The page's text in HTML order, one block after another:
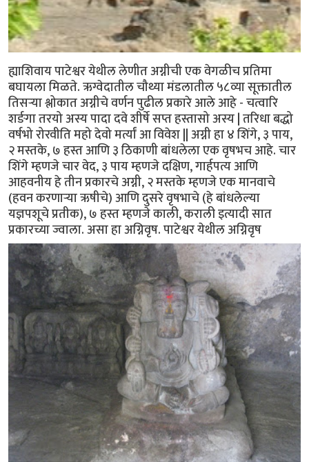
ह्याशिवाय पाटेश्वर येथील लेणीत अग्नीची एक वेगळीच प्रतिमा
बघायला मिळते. ऋग्वेदातील चौथ्या मंडलातील ५८व्या सूक्तातील
तिसर्‍या श्लोकात अग्नीचे वर्णन पुढील प्रकारे आले आहे - चत्वारि
शर्ङगा तरयो अस्य पादा दवे शीर्षे सप्त हस्तासो अस्य | तरिधा बद्धो
वर्षभो रोरवीति महो देवो मर्त्यां आ विवेश || अग्नी हा ४ शिंगे, ३ पाय,
२ मस्तके, ७ हस्त आणि ३ ठिकाणी बांधलेला एक वृषभच आहे. चार
शिंगे म्हणजे चार वेद, ३ पाय म्हणजे दक्षिण, गार्हपत्य आणि
आहवनीय हे तीन प्रकारचे अग्नी, २ मस्तके म्हणजे एक मानवाचे
(हवन करणार्‍या ऋषीचे) आणि दुसरे वृषभाचे (हे बांधलेल्या
यज्ञपशूचे प्रतीक), ७ हस्त म्हणजे काली, कराली इत्यादी सात
प्रकारच्या ज्वाला. असा हा अग्निवृष. पाटेश्वर येथील अग्निवृष